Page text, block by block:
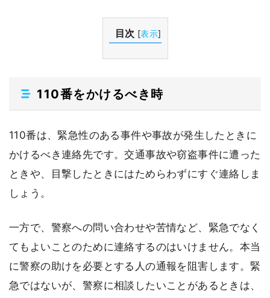
目次 [表示]
110番をかけるべき時
110番は、緊急性のある事件や事故が発生したときに
かけるべき連絡先です。交通事故や窃盗事件に遭った
ときや、目撃したときにはためらわずにすぐ連絡しま
しょう。
一方で、警察への問い合わせや苦情など、緊急でなく
てもよいことのために連絡するのはいけません。本当
に警察の助けを必要とする人の通報を阻害します。緊
急ではないが、警察に相談したいことがあるときは、